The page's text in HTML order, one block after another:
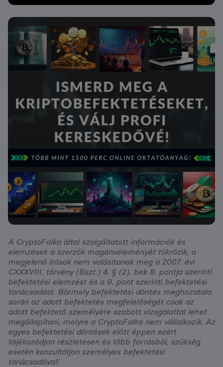
A CryptoFalka által szolgáltatott információk és
elemzések a szerzők magánvéleményét tükrözik, a
megjelenő írások nem valósítanak meg a 2007. évi
CXXXVIII. törvény (Bszt.) 4. § (2). bek 8. pontja szerinti
befektetési elemzést és a 9. pont szerinti befektetési
tanácsadást. Bármely befektetési döntés meghozatala
során az adott befektetés megfelelőségét csak az
adott befektető személyére szabott vizsgálattal lehet
megállapítani, melyre a CryptoFalka nem vállalkozik. Az
egyes befektetési döntések előtt éppen ezért
tájékozódjon részletesen és több forrásból, szükség
esetén konzultáljon személyes befektetési
tanácsadóval!